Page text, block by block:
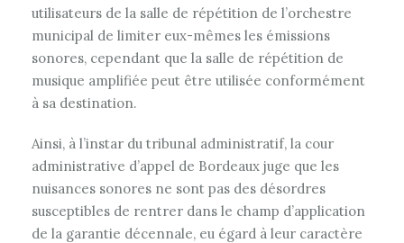
utilisateurs de la salle de répétition de l’orchestre
municipal de limiter eux-mêmes les émissions
sonores, cependant que la salle de répétition de
musique amplifiée peut être utilisée conformément
à sa destination.
Ainsi, à l’instar du tribunal administratif, la cour
administrative d’appel de Bordeaux juge que les
nuisances sonores ne sont pas des désordres
susceptibles de rentrer dans le champ d’application
de la garantie décennale, eu égard à leur caractère